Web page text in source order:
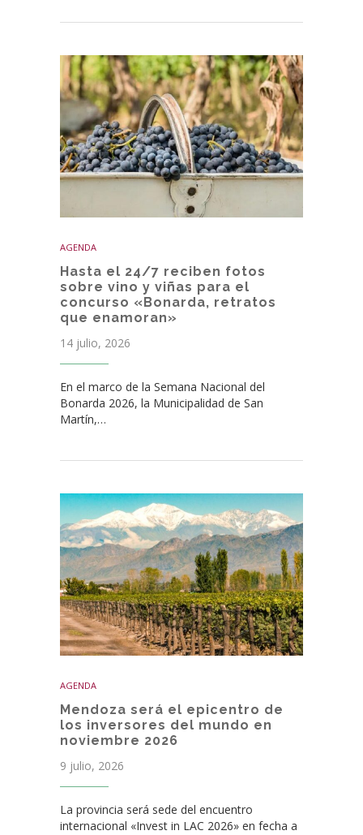
AGENDA
Hasta el 24/7 reciben fotos
sobre vino y viñas para el
concurso «Bonarda, retratos
que enamoran»
14 julio, 2026
En el marco de la Semana Nacional del
Bonarda 2026, la Municipalidad de San
Martín,…
AGENDA
Mendoza será el epicentro de
los inversores del mundo en
noviembre 2026
9 julio, 2026
La provincia será sede del encuentro
internacional «Invest in LAC 2026» en fecha a